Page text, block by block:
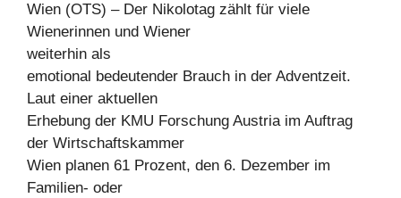
Wien (OTS) – Der Nikolotag zählt für viele
Wienerinnen und Wiener
weiterhin als
emotional bedeutender Brauch in der Adventzeit.
Laut einer aktuellen
Erhebung der KMU Forschung Austria im Auftrag
der Wirtschaftskammer
Wien planen 61 Prozent, den 6. Dezember im
Familien- oder